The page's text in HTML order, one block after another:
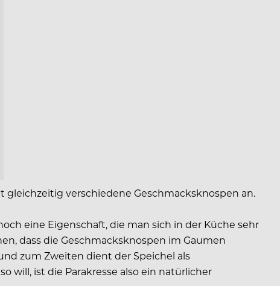
verschiedene Geschmacksknospen an.
eine Eigenschaft, die man sich in der Küche sehr
dass die Geschmacksknospen im Gaumen
zum Zweiten dient der Speichel als
will, ist die Parakresse also ein natürlicher